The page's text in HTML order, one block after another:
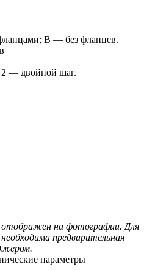
B — без фланцев.
— двойной шаг.
отображен на фотографии. Для
предварительная
параметры